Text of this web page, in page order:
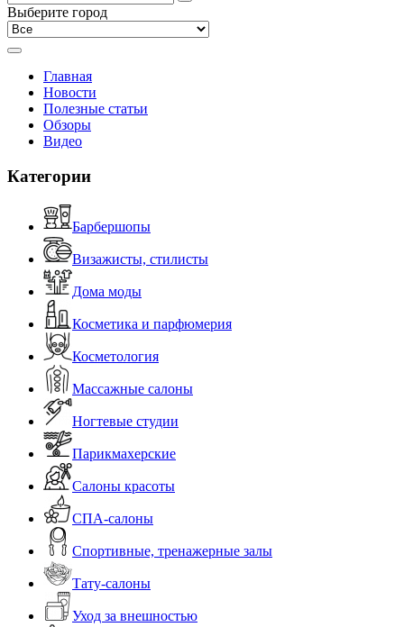
Выберите город
Главная
Новости
Полезные статьи
Обзоры
Видео
Категории
Барбершопы
Визажисты, стилисты
Дома моды
Косметика и парфюмерия
Косметология
Массажные салоны
Ногтевые студии
Парикмахерские
Салоны красоты
СПА-салоны
Спортивные, тренажерные залы
Тату-салоны
Уход за внешностью